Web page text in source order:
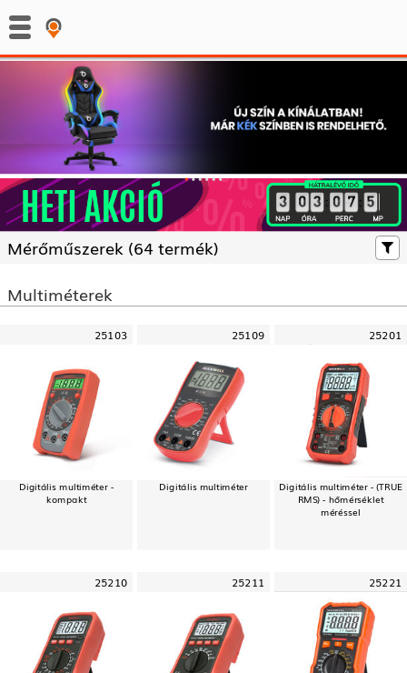
: :
Mérőműszerek (64 termék)
Multiméterek
25103
Digitális multiméter -
kompakt
25109
Digitális multiméter
25201
Digitális multiméter - (TRUE
RMS) - hőmérséklet
méréssel
25210 25211 25221